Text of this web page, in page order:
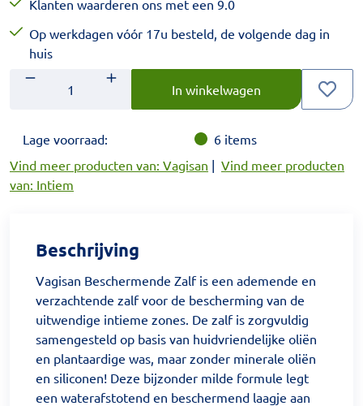
Klanten waarderen ons met een 9.0
Op werkdagen vóór 17u besteld, de volgende dag in
huis
Aantal
Voer het gewenste aantal in.
In winkelwagen
Lage voorraad: 6 items
Vind meer producten van: Vagisan | Vind meer producten
van: Intiem
Beschrijving
Vagisan Beschermende Zalf is een ademende en
verzachtende zalf voor de bescherming van de
uitwendige intieme zones. De zalf is zorgvuldig
samengesteld op basis van huidvriendelijke oliën
en plantaardige was, maar zonder minerale oliën
en siliconen! Deze bijzonder milde formule legt
een waterafstotend en beschermend laagje aan